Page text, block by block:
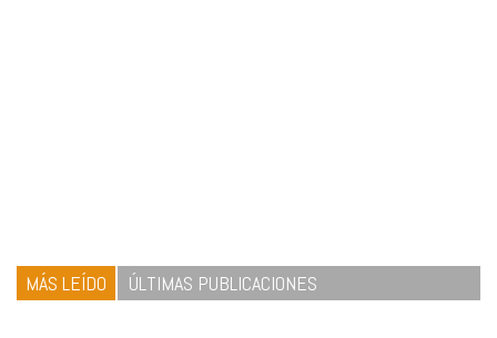
MÁS LEÍDO ÚLTIMAS PUBLICACIONES